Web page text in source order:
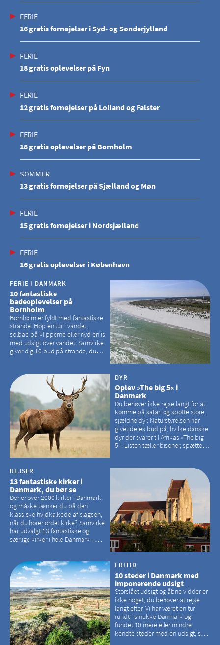
FERIE
16 gratis fornøjelser i Syd- og Sønderjylland
FERIE
18 gratis oplevelser på Fyn
FERIE
12 gratis fornøjelser på Lolland og Falster
FERIE
18 gratis oplevelser på Bornholm
SOMMER
13 gratis fornøjelser på Sjælland og Møn
FERIE
15 gratis fornøjelser i Nordsjælland
FERIE
16 gratis oplevelser i København
FERIE I DANMARK
10 fantastiske
badeoplevelser på
Bornholm
Bornholm er fyldt med fantastiske
strande. Hop en tur i vandet,
solbad på klipperne eller nyd en is
med udsigt over vandet. Samvirke
giver dig 10 bud på strande, du
DYR
Oplev »The big 5« i
Danmark
Du behøver ikke rejse langt for at
komme på safari og spotte store,
sjældne dyr. Naturstyrelsen har
givet deres bud på, hvilke danske
dyr der svarer til Afrikas »The big
5«. Listen tæller bisoner, spættede
REJSER
13 fantastiske kirker i
Danmark, du bør se
Der er over 2000 kirker i Danmark,
og måske tænker du på den
klassiske hvidkalkede af slagsen,
når du hører ordet kirke? Samvirke
har udvalgt 13 fantastiske og
særlige kirker i hele Danmark - og
hvilke kirker, der er en omvej værd
FRITID
10 steder i Danmark med
imponerende udsigt
Storslået udsigt og åbne vidder er
ikke noget, du behøver at rejse
langt efter. Vi har været en tur
rundt i smukke Danmark og
fundet 10 mere eller mindre
kendte steder med en udsigt, som